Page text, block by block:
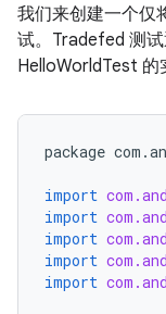
我们来创建一个仅
试。Tradefed 测
HelloWorldTest 的
package com .
import
import
import
import
import